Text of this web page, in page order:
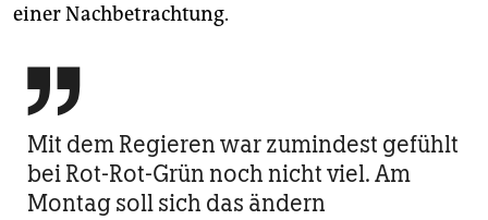
einer Nachbetrachtung.

Mit dem Regieren war zumindest gefühlt
bei Rot-Rot-Grün noch nicht viel. Am
Montag soll sich das ändern